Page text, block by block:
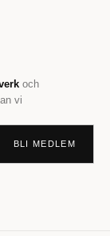
och
vi
BLI MEDLEM